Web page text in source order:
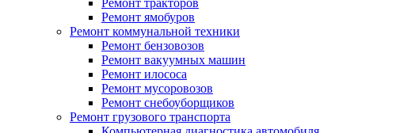
Ремонт тракторов
Ремонт ямобуров
Ремонт коммунальной техники
Ремонт бензовозов
Ремонт вакуумных машин
Ремонт илососа
Ремонт мусоровозов
Ремонт снебоуборщиков
Ремонт грузового транспорта